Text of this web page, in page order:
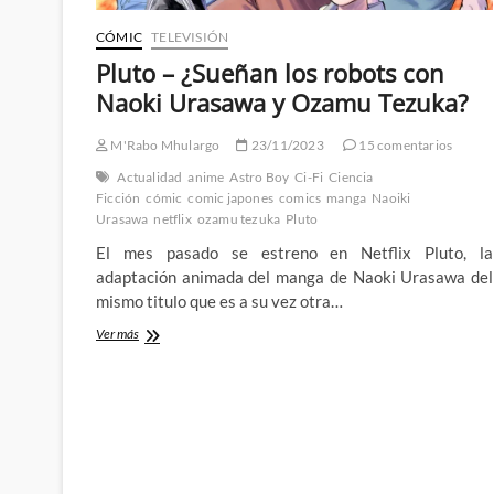
CÓMIC TELEVISIÓN
Pluto – ¿Sueñan los robots con
Naoki Urasawa y Ozamu Tezuka?
M'Rabo Mhulargo 23/11/2023
15 comentarios
Actualidad anime Astro Boy Ci-Fi Ciencia
Ficción cómic comic japones comics manga Naoiki
Urasawa netflix ozamu tezuka Pluto
El mes pasado se estreno en Netflix Pluto, la
adaptación animada del manga de Naoki Urasawa del
mismo titulo que es a su vez otra…
Ver másPluto